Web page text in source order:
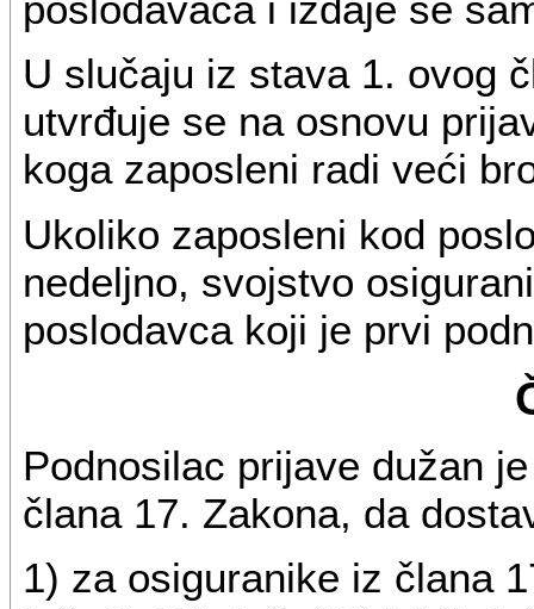
U slučaju iz stava 1. ovog
utvrđuje se na osnovu
koga zaposleni radi veći
Ukoliko zaposleni kod
nedeljno, svojstvo
poslodavca koji je prvi
Podnosilac prijave dužan
člana 17. Zakona, da
1) za osiguranike iz člana